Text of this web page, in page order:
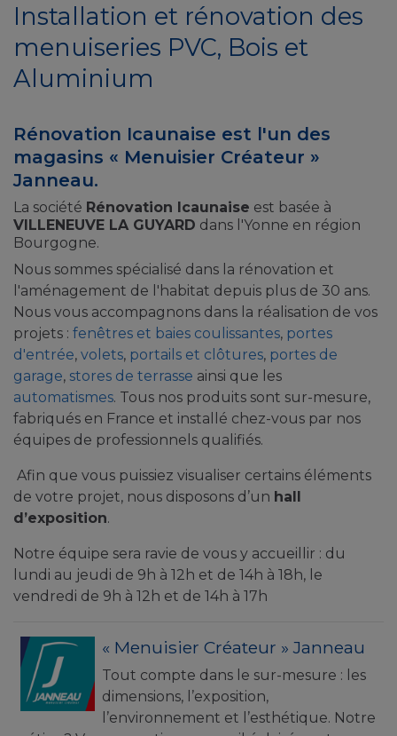
Installation et rénovation des
menuiseries PVC, Bois et
Aluminium
Rénovation Icaunaise est l'un des
magasins « Menuisier Créateur »
Janneau.
La société Rénovation Icaunaise est basée à
VILLENEUVE LA GUYARD dans l'Yonne en région
Bourgogne.
Nous sommes spécialisé dans la rénovation et
l'aménagement de l'habitat depuis plus de 30 ans.
Nous vous accompagnons dans la réalisation de vos
projets : fenêtres et baies coulissantes, portes
d'entrée, volets, portails et clôtures, portes de
garage, stores de terrasse ainsi que les
automatismes. Tous nos produits sont sur-mesure,
fabriqués en France et installé chez-vous par nos
équipes de professionnels qualifiés.
Afin que vous puissiez visualiser certains éléments
de votre projet, nous disposons d’un hall
d’exposition.
Notre équipe sera ravie de vous y accueillir : du
lundi au jeudi de 9h à 12h et de 14h à 18h, le
vendredi de 9h à 12h et de 14h à 17h
« Menuisier Créateur » Janneau
Tout compte dans le sur-mesure : les
dimensions, l’exposition,
l’environnement et l’esthétique. Notre